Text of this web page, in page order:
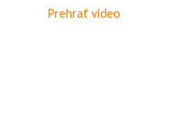
Prehrať video